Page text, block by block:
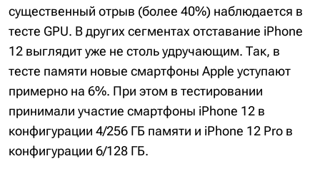
существенный отрыв (более 40%) наблюдается в
тесте GPU. В других сегментах отставание iPhone
12 выглядит уже не столь удручающим. Так, в
тесте памяти новые смартфоны Apple уступают
примерно на 6%. При этом в тестировании
принимали участие смартфоны iPhone 12 в
конфигурации 4/256 ГБ памяти и iPhone 12 Pro в
конфигурации 6/128 ГБ.